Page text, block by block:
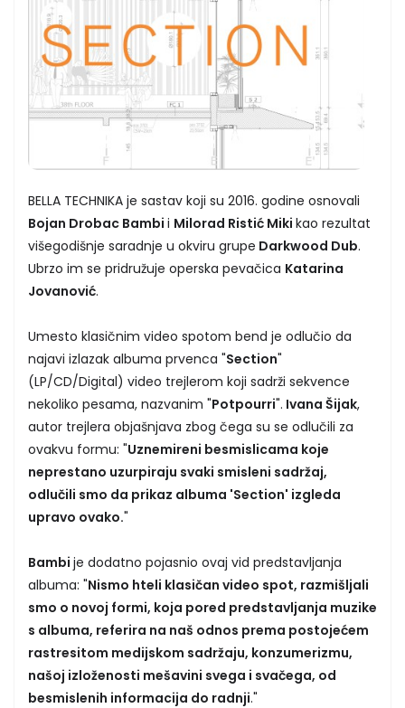
BELLA TECHNIKA je sastav koji su 2016. godine osnovali
Bojan Drobac Bambi i Milorad Ristić Miki kao rezultat
višegodišnje saradnje u okviru grupe Darkwood Dub.
Ubrzo im se pridružuje operska pevačica Katarina
Jovanović.
Umesto klasičnim video spotom bend je odlučio da
najavi izlazak albuma prvenca "Section"
(LP/CD/Digital) video trejlerom koji sadrži sekvence
nekoliko pesama, nazvanim "Potpourri". Ivana Šijak,
autor trejlera objašnjava zbog čega su se odlučili za
ovakvu formu: "Uznemireni besmislicama koje
neprestano uzurpiraju svaki smisleni sadržaj,
odlučili smo da prikaz albuma 'Section' izgleda
upravo ovako."
Bambi je dodatno pojasnio ovaj vid predstavljanja
albuma: "Nismo hteli klasičan video spot, razmišljali
smo o novoj formi, koja pored predstavljanja muzike
s albuma, referira na naš odnos prema postojećem
rastresitom medijskom sadržaju, konzumerizmu,
našoj izloženosti mešavini svega i svačega, od
besmislenih informacija do radnji."